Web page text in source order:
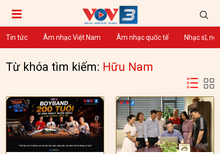
Tin tức Âm nhạc Việt Nam Âm nhạc quốc tế Nhạc sĩ,
Từ khóa tìm kiếm: Hữu Nam